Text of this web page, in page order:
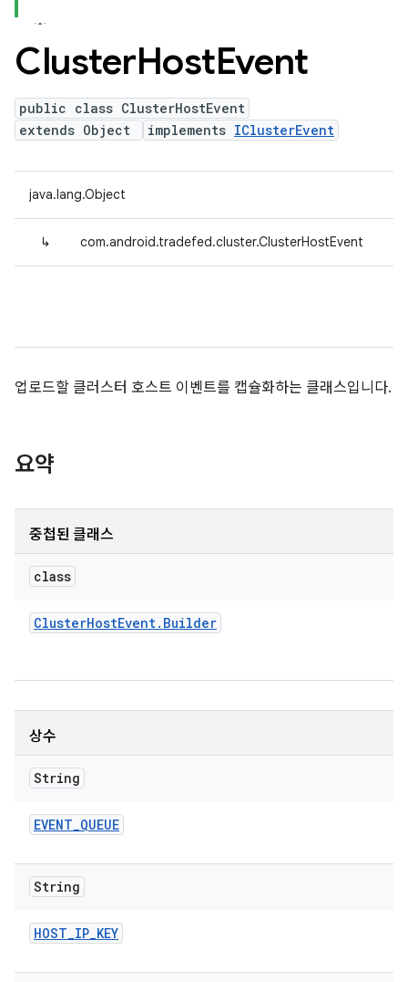
ClusterHostEvent
public class ClusterHostEvent
extends Object
implements IClusterEvent
java.lang.Object
↳ com.android.tradefed.cluster.ClusterHostEvent
업로드할 클러스터 호스트 이벤트를 캡슐화하는 클래스입니다.
요약
중첩된 클래스
class
ClusterHostEvent. Builder
상수
String
EVENT_QUEUE
String
HOST_IP_KEY